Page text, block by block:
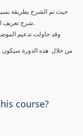
حيث تم الشرح بطريقة
شرح تعريف المخاطر وكيفية تحديد وتحليل وتخفيف ومراقبة المخاطر.
وقد حاولت تدعيم
من خلال هذه الدورة سيكون
course?